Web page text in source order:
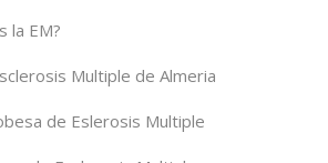
la EM?
Multiple de Almeria
de Eslerosis Multiple